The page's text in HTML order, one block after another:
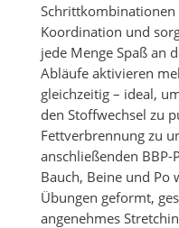
Koordination und
jede Menge Spaß an
Abläufe aktivieren
gleichzeitig – ideal,
den Stoffwechsel zu
Fettverbrennung zu
anschließenden
Bauch, Beine und
Übungen geformt,
angenehmes